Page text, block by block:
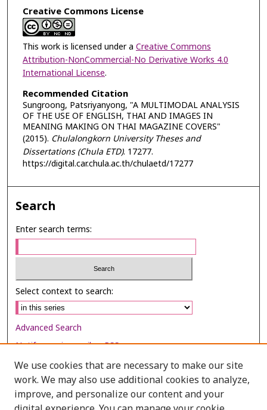
Creative Commons License
This work is licensed under a Creative Commons
Attribution-NonCommercial-No Derivative Works 4.0
International License.
Recommended Citation
Sungroong, Patsriyanyong, "A MULTIMODAL ANALYSIS
OF THE USE OF ENGLISH, THAI AND IMAGES IN
MEANING MAKING ON THAI MAGAZINE COVERS"
(2015). Chulalongkorn University Theses and
Dissertations (Chula ETD). 17277.
https://digital.car.chula.ac.th/chulaetd/17277
Search
Enter search terms:
Select context to search:
Advanced Search
Notify me via email orRSS
Browse
Collections
We use cookies that are necessary to make our site
work. We may also use additional cookies to analyze,
improve, and personalize our content and your